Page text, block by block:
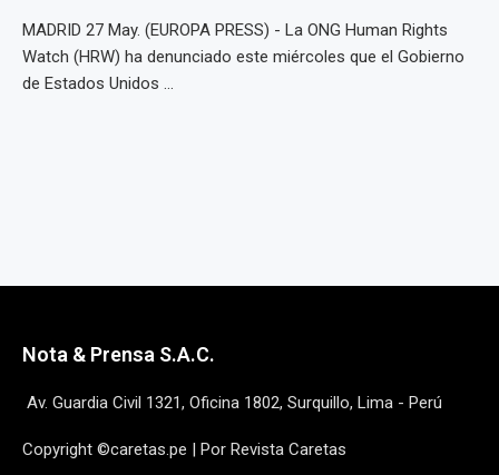
MADRID 27 May. (EUROPA PRESS) - La ONG Human Rights
Watch (HRW) ha denunciado este miércoles que el Gobierno
de Estados Unidos ...
Nota & Prensa S.A.C.
Av. Guardia Civil 1321, Oficina 1802, Surquillo, Lima - Perú
Copyright ©caretas.pe | Por Revista Caretas